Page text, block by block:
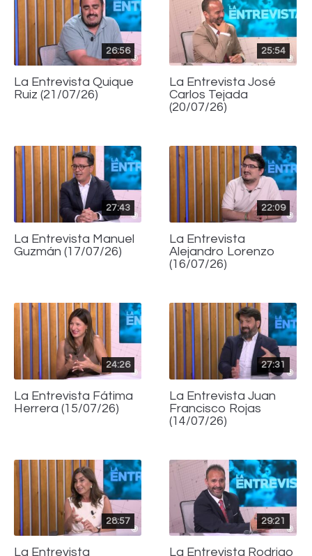
26:56
La Entrevista Quique
Ruiz (21/07/26)
25:54
La Entrevista José
Carlos Tejada
(20/07/26)
27:43
La Entrevista Manuel
Guzmán (17/07/26)
22:09
La Entrevista
Alejandro Lorenzo
(16/07/26)
24:26
La Entrevista Fátima
Herrera (15/07/26)
27:31
La Entrevista Juan
Francisco Rojas
(14/07/26)
28:57
La Entrevista
29:21
La Entrevista Rodrigo